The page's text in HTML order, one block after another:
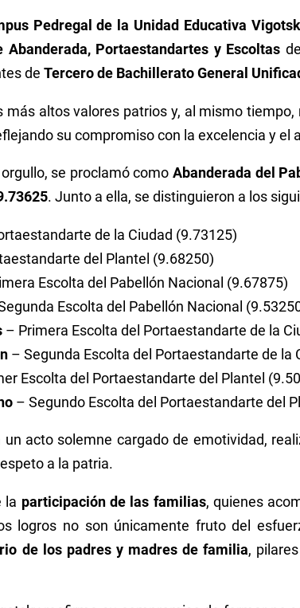
Pedregal de la Unidad Educativa
Abanderada, Portaestandartes y Escoltas
de Tercero de Bachillerato General
altos valores patrios y, al mismo
su compromiso con la excelencia y el
se proclamó comoAbanderada del
. Junto a ella, se distinguieron a los
de la Ciudad (9.73125)
del Plantel (9.68250)
Escolta del Pabellón Nacional (9.67875)
Escolta del Pabellón Nacional
– Primera Escolta del Portaestandarte de la
– Segunda Escolta del Portaestandarte de la
Escolta del Portaestandarte del Plantel
– Segundo Escolta del Portaestandarte del
un acto solemne cargado de emotividad,
a la patria.
la participación de las familias, quienes
logros no son únicamente fruto del
de los padres y madres de familia,